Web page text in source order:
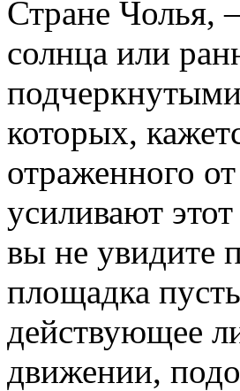
Стране
солнца или
которых,
отраженного
усиливают
вы не увидите
площадка
действующее
движении,